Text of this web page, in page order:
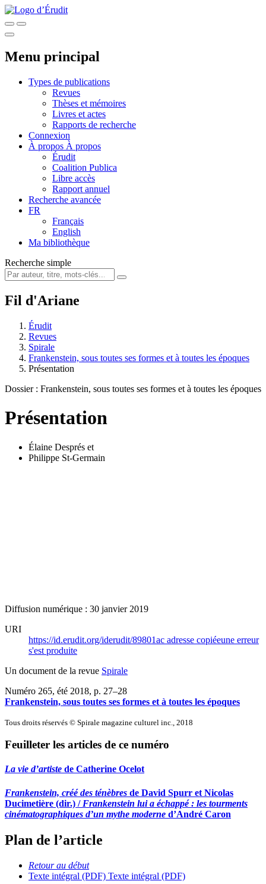
Menu principal
Types de publications
Revues
Thèses et mémoires
Livres et actes
Rapports de recherche
Connexion
À propos À propos
Érudit
Coalition Publica
Libre accès
Rapport annuel
Recherche avancée
FR
Français
English
Ma bibliothèque
Recherche simple
Fil d'Ariane
Érudit
Revues
Spirale
Frankenstein, sous toutes ses formes et à toutes les époques
Présentation
Dossier : Frankenstein, sous toutes ses formes et à toutes les époques
Présentation
Élaine Després et
Philippe St-Germain
Diffusion numérique : 30 janvier 2019
URI
https://id.erudit.org/iderudit/89801ac adresse copiéeune erreur
s'est produite
Un document de la revue Spirale
Numéro 265, été 2018, p. 27–28
Frankenstein, sous toutes ses formes et à toutes les époques
Tous droits réservés © Spirale magazine culturel inc., 2018
Feuilleter les articles de ce numéro
La vie d’artiste de Catherine Ocelot
Frankenstein, créé des ténèbres de David Spurr et Nicolas
Ducimetière (dir.) / Frankenstein lui a échappé : les tourments
cinématographiques d’un mythe moderne d’André Caron
Plan de l’article
Retour au début
Texte intégral (PDF) Texte intégral (PDF)